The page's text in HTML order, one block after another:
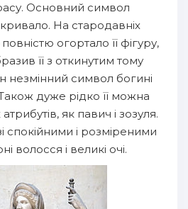
Основний символ
На стародавніх
огортало її фігуру,
її з откинутим тому
незмінний символ богині
дуже рідко її можна
як павич і зозуля.
спокійними і розміреними
волосся і великі очі.